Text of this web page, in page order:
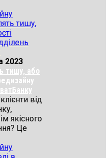
2023
тишу, або
від
якісного
Це